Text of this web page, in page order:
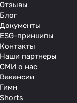
Отзывы
Блог
Документы
ESG-принципы
Контакты
Наши партнеры
СМИ о нас
Вакансии
Гимн
Shorts